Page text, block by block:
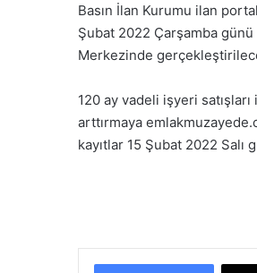
Basın İlan Kurumu ilan
Şubat 2022 Çarşamba
Merkezinde
120 ay vadeli işyeri
arttırmaya
kayıtlar 15 Şubat 2022 Salı